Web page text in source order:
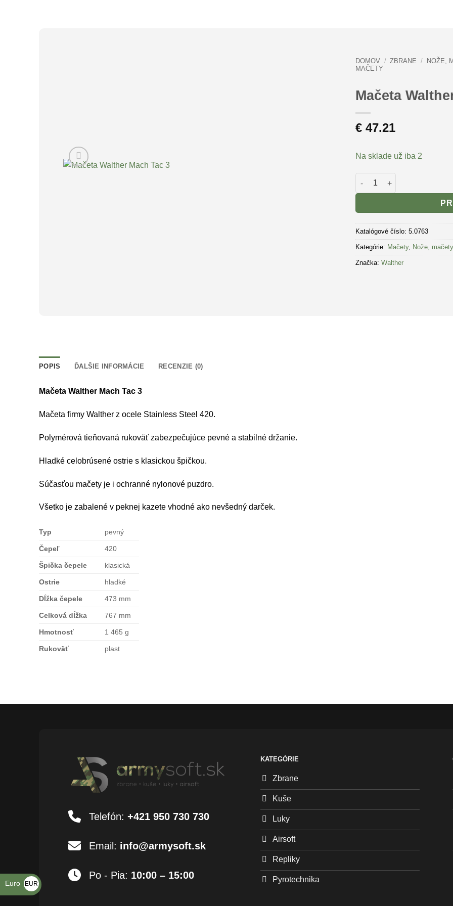
DOMOV / ZBRANE / NOŽE,
MAČETY
Mačeta
€47.21
Na sklade už iba 2
množstvo Mačeta Walther
Katalógové číslo: 5.0763
Kategórie: Mačety, Nože,
Značka: Walther
POPIS ĎALŠIE INFORMÁCIE RECENZIE (0)
Mačeta Walther Mach Tac 3
Mačeta firmy Walther z ocele Stainless Steel 420.
Polymérová tieňovaná rukoväť zabezpečujúce pevné a stabilné držanie.
Hladké celobrúsené ostrie s klasickou špičkou.
Súčasťou mačety je i ochranné nylonové puzdro.
Všetko je zabalené v peknej kazete vhodné ako nevšedný darček.
Typ pevný
Čepeľ 420
Špička čepele klasická
Ostrie hladké
Dĺžka čepele 473 mm
Celková dĺžka 767 mm
Hmotnosť 1 465 g
Rukoväť plast
Telefón: +421 950 730 730
Email: info@armysoft.sk
Po - Pia: 10:00 – 15:00
KATEGÓRIE
Zbrane
Kuše
Luky
Airsoft
Repliky
Pyrotechnika
Euro
EUR
€